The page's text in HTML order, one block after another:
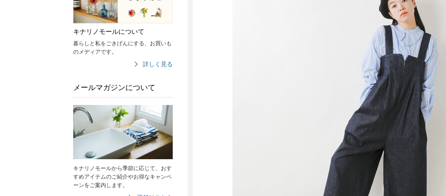
キナリノモールについて
暮らしと私をごきげんにする、お買いも
のメディアです。
詳しく見る
メールマガジンについて
キナリノモールから季節に応じて、おす
すめアイテムのご紹介やお得なキャンペ
ーンをご案内します。